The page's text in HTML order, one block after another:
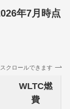
年7月時点
スクロールできます
WLTC燃
費